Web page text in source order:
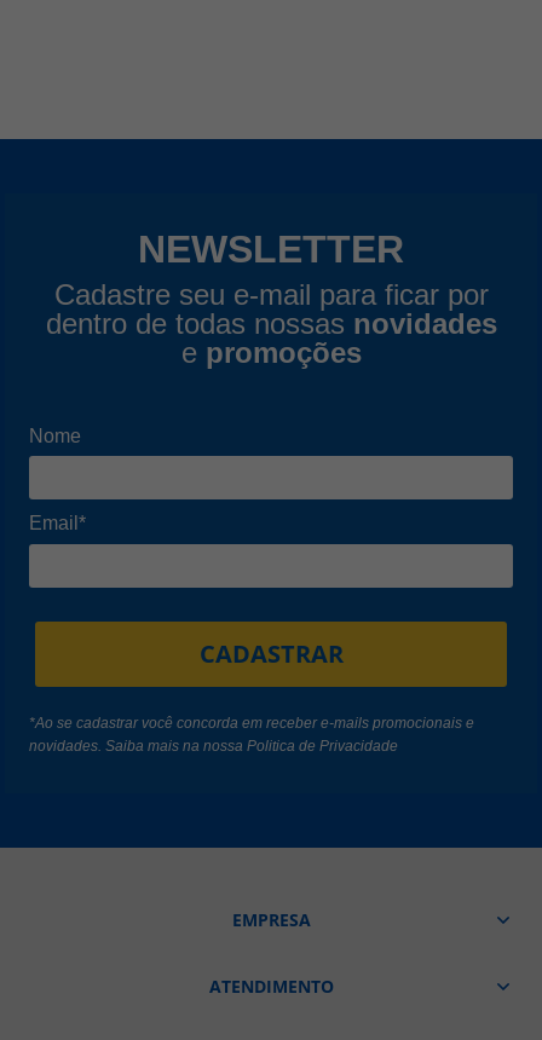
NEWSLETTER
Cadastre seu e-mail para ficar por
dentro de todas nossas novidades
e promoções
Nome
Email*
CADASTRAR
*Ao se cadastrar você concorda em receber e-mails promocionais e
novidades. Saiba mais na nossaPolitica de Privacidade
EMPRESA
ATENDIMENTO